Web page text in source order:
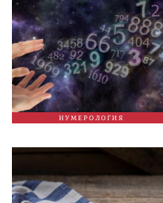
НУМЕРОЛОГИЯ